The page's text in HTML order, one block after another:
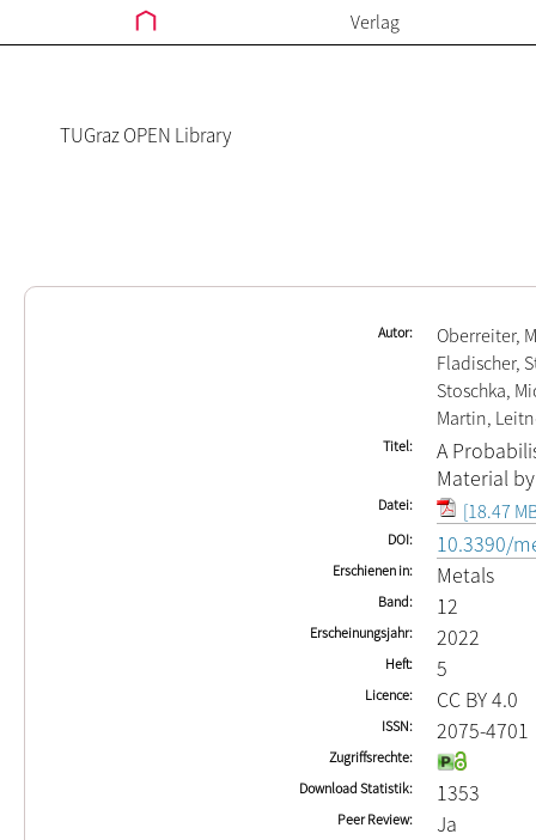
Verlag
TUGraz OPEN Library
Autor
Oberreiter,
Fladischer,
Stoschka,
Martin,
Titel
A
Material
Datei [18.47
DOI 10.3390/
Erschienen in Metals
Band 12
Erscheinungsjahr 2022
Heft 5
Licence CC BY 4.0
ISSN 2075-4701
Zugriffsrechte
Download Statistik
1353
Peer Review Ja